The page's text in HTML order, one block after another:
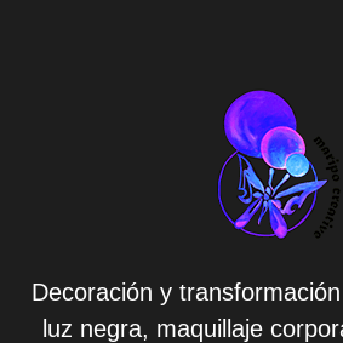
Decoración y
luz negra, maquillaje